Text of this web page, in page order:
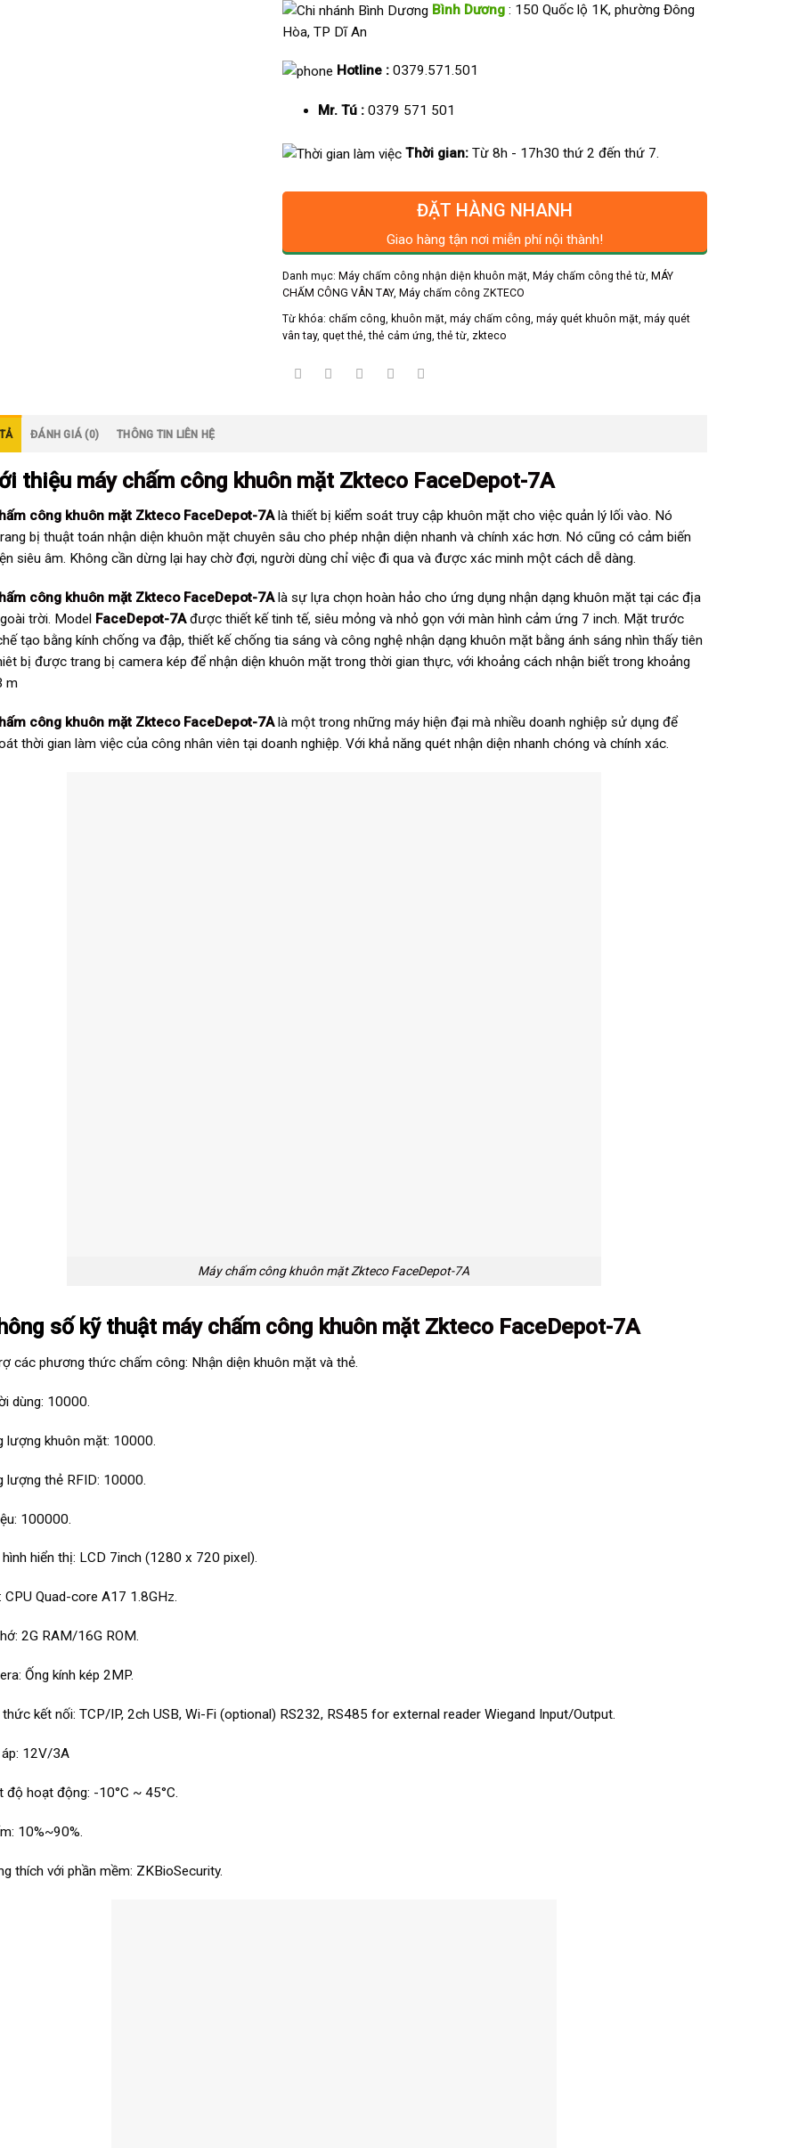
Bình Dương: 150 Quốc lộ 1K, phường Đông
Hòa, TP Dĩ An
Hotline :0379.571.501
Mr. Tú : 0379 571 501
Thời gian:Từ 8h - 17h30 thứ 2 đến thứ 7.
ĐẶT HÀNG NHANH
Giao hàng tận nơi miễn phí nội thành!
Danh mục: Máy chấm công nhận diện khuôn mặt, Máy chấm công thẻ từ, MÁY
CHẤM CÔNG VÂN TAY, Máy chấm công ZKTECO
Từ khóa:chấm công, khuôn mặt,máy chấm công,máy quét khuôn mặt,máy quét
vân tay,quẹt thẻ,thẻ cảm ứng,thẻ từ, zkteco
ĐÁNH GIÁ (0) THÔNG TIN LIÊN HỆ
thiệu máy chấm công khuôn mặt Zkteco FaceDepot-7A
công khuôn mặt Zkteco FaceDepot-7Alà thiết bị kiểm soát truy cập khuôn mặt cho việc quản lý lối vào. Nó
bị thuật toán nhận diện khuôn mặt chuyên sâu cho phép nhận diện nhanh và chính xác hơn. Nó cũng có cảm biến
siêu âm. Không cần dừng lại hay chờ đợi, người dùng chỉ việc đi qua và được xác minh một cách dễ dàng.
công khuôn mặt Zkteco FaceDepot-7Alà sự lựa chọn hoàn hảo cho ứng dụng nhận dạng khuôn mặt tại các địa
trời. Model FaceDepot-7Ađược thiết kế tinh tế, siêu mỏng và nhỏ gọn với màn hình cảm ứng 7 inch. Mặt trước
tạo bằng kính chống va đập, thiết kế chống tia sáng và công nghệ nhận dạng khuôn mặt bằng ánh sáng nhìn thấy tiên
bị được trang bị camera kép để nhận diện khuôn mặt trong thời gian thực, với khoảng cách nhận biết trong khoảng
m
công khuôn mặt Zkteco FaceDepot-7Alà một trong những máy hiện đại mà nhiều doanh nghiệp sử dụng để
thời gian làm việc của công nhân viên tại doanh nghiệp. Với khả năng quét nhận diện nhanh chóng và chính xác.
Máy chấm công khuôn mặt Zkteco FaceDepot-7A
số kỹ thuật máy chấm công khuôn mặt Zkteco FaceDepot-7A
các phương thức chấm công: Nhận diện khuôn mặt và thẻ.
dùng: 10000.
lượng khuôn mặt: 10000.
lượng thẻ RFID: 10000.
100000.
hiển thị: LCD 7inch (1280 x 720 pixel).
CPU Quad-core A17 1.8GHz.
2G RAM/16G ROM.
Ống kính kép 2MP.
kết nối: TCP/IP, 2ch USB, Wi-Fi (optional) RS232, RS485 for external reader Wiegand Input/Output.
12V/3A
độ hoạt động: -10°C ~ 45°C.
10%~90%.
thích với phần mềm: ZKBioSecurity.